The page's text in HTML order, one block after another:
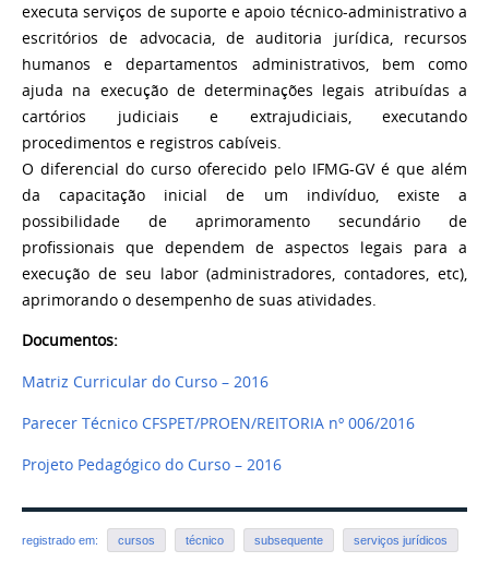
executa serviços de suporte e apoio técnico-administrativo a
escritórios de advocacia, de auditoria jurídica, recursos
humanos e departamentos administrativos, bem como
ajuda na execução de determinações legais atribuídas a
cartórios judiciais e extrajudiciais, executando
procedimentos e registros cabíveis.
O diferencial do curso oferecido pelo IFMG-GV é que além
da capacitação inicial de um indivíduo, existe a
possibilidade de aprimoramento secundário de
profissionais que dependem de aspectos legais para a
execução de seu labor (administradores, contadores, etc),
aprimorando o desempenho de suas atividades.
Documentos:
Matriz Curricular do Curso – 2016
Parecer Técnico CFSPET/PROEN/REITORIA nº 006/2016
Projeto Pedagógico do Curso – 2016
registrado em: cursos técnico subsequente serviços jurídicos